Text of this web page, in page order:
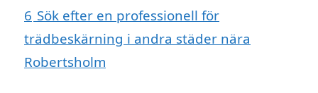
6 Sök efter en professionell för
trädbeskärning i andra städer nära
Robertsholm